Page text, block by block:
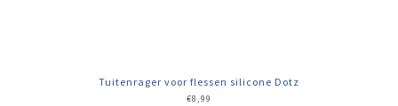
Tuitenrager voor flessen silicone Dotz
€8,99